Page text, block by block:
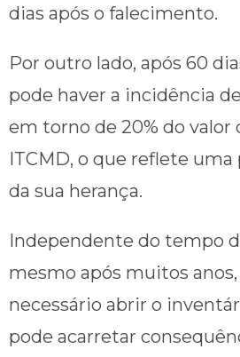
dias após o falecimento.
Por outro lado, após 60
pode haver a incidência
em torno de 20% do valor
ITCMD, o que reflete
da sua herança.
Independente do tempo
mesmo após muitos
necessário abrir o
pode acarretar